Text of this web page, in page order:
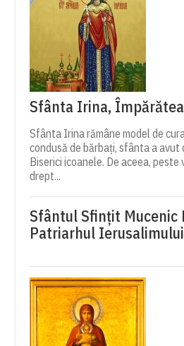
Sfânta Irina,
Sfânta Irina rămâne model de
condusă de bărbați, sfânta a avut
Biserici icoanele. De aceea, peste
drept...
Sfântul Sfinţit Mucenic
Patriarhul Ierusalimului